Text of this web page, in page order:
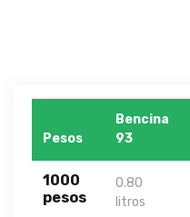
Pesos
Bencina
93
1000
pesos
0.80
litros